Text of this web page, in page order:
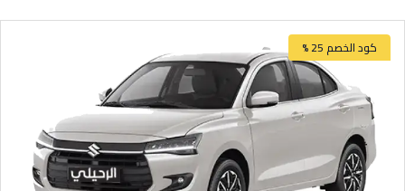
كود الخصم 25 %